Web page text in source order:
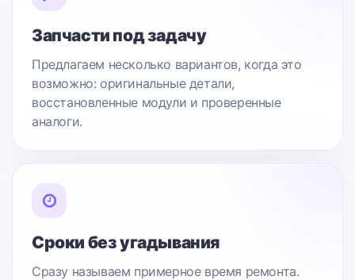
Запчасти под задачу
Предлагаем несколько вариантов, когда это
возможно: оригинальные детали,
восстановленные модули и проверенные
аналоги.
Сроки без угадывания
Сразу называем примерное время ремонта.